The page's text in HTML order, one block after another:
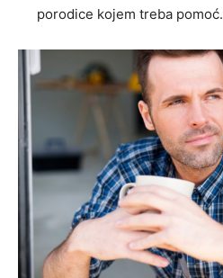
porodice kojem treba pomoć.